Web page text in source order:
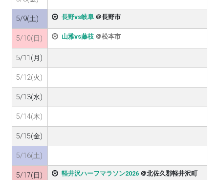
5/9(土) 長野vs岐阜 ＠長野市
5/10(日) 山雅vs藤枝 ＠松本市
5/11(月)
5/12(火)
5/13(水)
5/14(木)
5/15(金)
5/16(土)
5/17(日) 軽井沢ハーフマラソン2026 ＠北佐久郡軽井沢町